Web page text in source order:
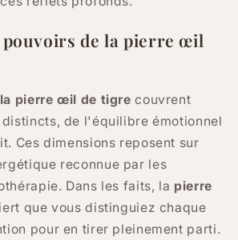
de la pierre œil
pierre œil de tigre couvrent
de l'équilibre émotionnel
Ces dimensions reposent sur
reconnue par les
Dans les faits, la pierre
que vous distinguiez chaque
pour en tirer pleinement parti.